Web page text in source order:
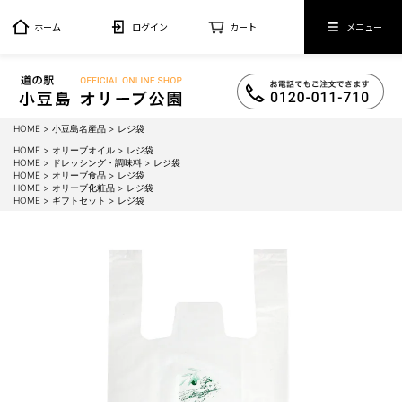
ホーム ログイン カート メニュー
HOME 小豆島名産品
レジ袋
HOME
オリーブオイル
レジ袋
HOME
ドレッシング・調味料
レジ袋
HOME
オリーブ食品
レジ袋
HOME
オリーブ化粧品
レジ袋
HOME
ギフトセット レジ袋